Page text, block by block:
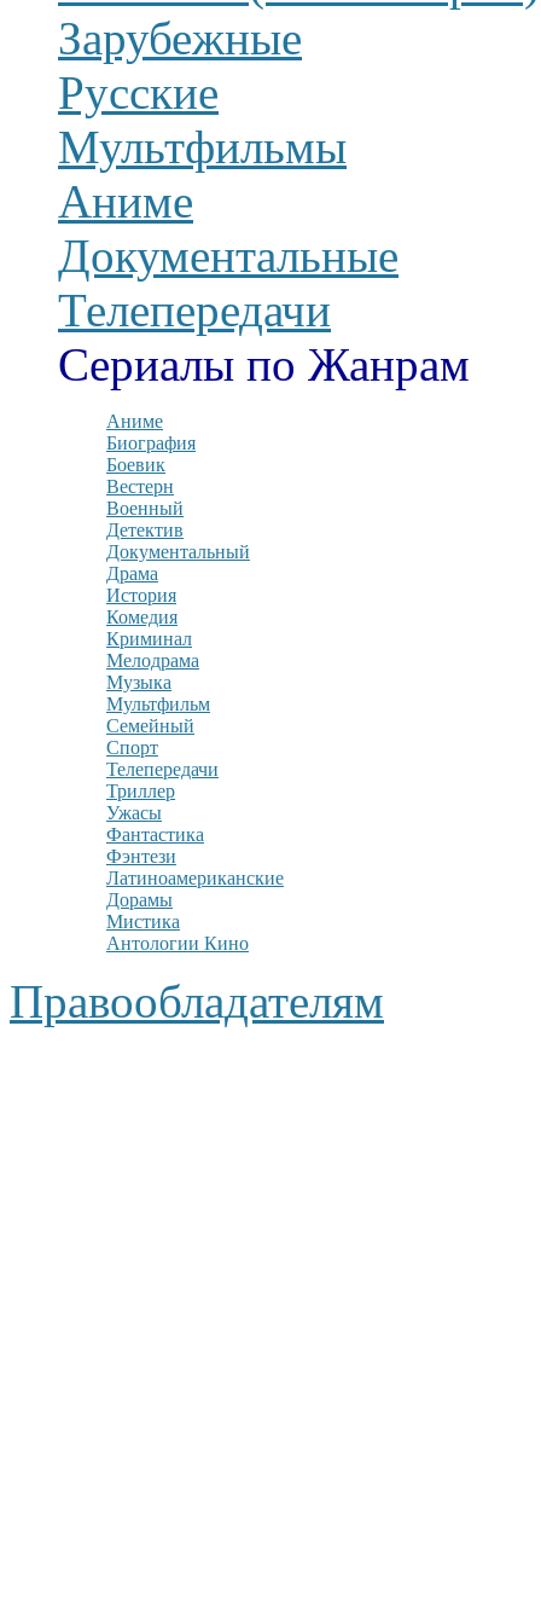
Зарубежные
Русские
Мультфильмы
Аниме
Документальные
Телепередачи
Сериалы по Жанрам
Аниме
Биография
Боевик
Вестерн
Военный
Детектив
Документальный
Драма
История
Комедия
Криминал
Мелодрама
Музыка
Мультфильм
Семейный
Спорт
Телепередачи
Триллер
Ужасы
Фантастика
Фэнтези
Латиноамериканские
Дорамы
Мистика
Антологии Кино
Правообладателям